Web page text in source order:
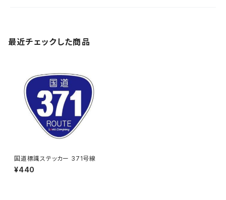
最近チェックした商品
国道標識ステッカー 371号線
¥440